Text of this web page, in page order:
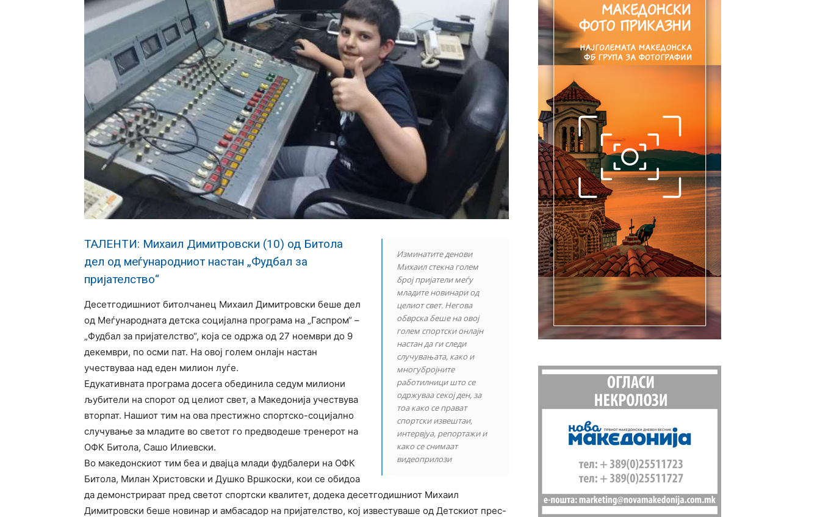
Изминатите денови
Михаил стекна голем
број пријатели меѓу
младите новинари од
целиот свет. Негова
обврска беше на овој
голем спортски онлајн
настан да ги следи
случувањата, како и
многубројните
работилници што се
одржуваа секој ден, за
тоа како се прават
спортски извештаи,
интервјуа, репортажи и
како се снимаат
видеоприлози
ТАЛЕНТИ: Михаил Димитровски (10) од Битола
дел од меѓународниот настан „Фудбал за
пријателство“
Десетгодишниот битолчанец Михаил Димитровски беше дел
од Меѓународната детска социјална програма на „Гаспром“ –
„Фудбал за пријателство“, која се одржа од 27 ноември до 9
декември, по осми пат. На овој голем онлајн настан
учествуваа над еден милион луѓе.
Едукативната програма досега обединила седум милиони
љубители на спорот од целиот свет, а Македонија учествува
вторпат. Нашиот тим на ова престижно спортско-социјално
случување за младите во светот го предводеше тренерот на
ОФК Битола, Сашо Илиевски.
Во македонскиот тим беа и двајца млади фудбалери на ОФК
Битола, Милан Христовски и Душко Вршкоски, кои се обидоа
да демонстрираат пред светот спортски квалитет, додека десетгодишниот Михаил
Димитровски беше новинар и амбасадор на пријателство, кој известуваше од Детскиот прес-